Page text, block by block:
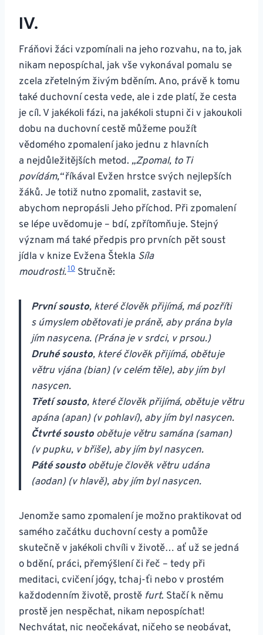
IV.
Fráňovi žáci vzpomínali na jeho rozvahu, na to, jak
nikam nepospíchal, jak vše vykonával pomalu se
zcela zřetelným živým bděním. Ano, právě k tomu
také duchovní cesta vede, ale i zde platí, že cesta
je cíl. V jakékoli fázi, na jakékoli stupni či v jakoukoli
dobu na duchovní cestě můžeme použít
vědomého zpomalení jako jednu z hlavních
a nejdůležitějších metod. „Zpomal, to Ti
povídám,“říkával Evžen hrstce svých nejlepších
žáků. Je totiž nutno zpomalit, zastavit se,
abychom nepropásli Jeho příchod. Při zpomalení
se lépe uvědomuje – bdí, zpřítomňuje. Stejný
význam má také předpis pro prvních pět soust
jídla v knize Evžena Štekla Síla
moudrosti.10 Stručně:
První sousto, které člověk přijímá, má pozříti
s úmyslem obětovati je práně, aby prána byla
jím nasycena. (Prána je v srdci, v prsou.)
Druhé sousto, které člověk přijímá, obětuje
větru vjána (bian) (v celém těle), aby jím byl
nasycen.
Třetí sousto, které člověk přijímá, obětuje větru
apána (apan) (v pohlaví), aby jím byl nasycen.
Čtvrté sousto obětuje větru samána (saman)
(v pupku, v břiše), aby jím byl nasycen.
Páté sousto obětuje člověk větru udána
(aodan) (v hlavě), aby jím byl nasycen.
Jenomže samo zpomalení je možno praktikovat od
samého začátku duchovní cesty a pomůže
skutečně v jakékoli chvíli v životě… ať už se jedná
o bdění, práci, přemýšlení či řeč – tedy při
meditaci, cvičení jógy, tchaj-ťi nebo v prostém
každodenním životě, prostě furt. Stačí k němu
prostě jen nespěchat, nikam nepospíchat!
Nechvátat, nic neočekávat, ničeho se neobávat,